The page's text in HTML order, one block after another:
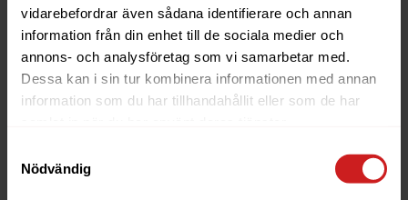
vidarebefordrar även sådana identifierare och annan
information från din enhet till de sociala medier och
annons- och analysföretag som vi samarbetar med.
Dessa kan i sin tur kombinera informationen med annan
information som du har tillhandahållit eller som de har
Nödvändig
typen av samordnade säkerhetsuppdateringar. Patchen
finns även dokumenterad icPanels changelog.
Patchade versioner per cPanel-tier:
TIER MINSTA PATCHADE VERSION
11.134